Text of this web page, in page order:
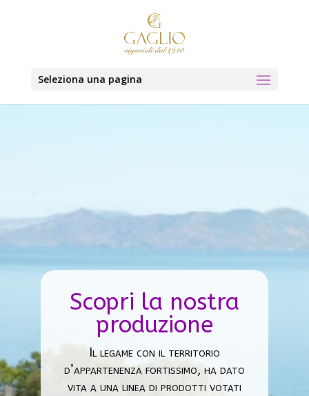
Seleziona una pagina
Scopri la nostra
produzione
Il legame con il territorio
d’appartenenza fortissimo, ha dato
vita a una linea di prodotti votati